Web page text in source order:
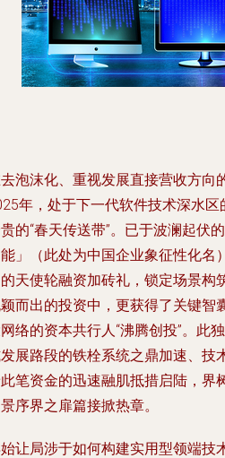
泡沫化、重视发展直接营收方向
年，处于下一代软件技术深水
的“春天传送带”。已于波澜起伏
」（此处为中国企业象征性化名
天使轮融资加砖礼，锁定场景构
而出的投资中，更获得了关键
络的资本共行人“沸腾创投”。此
展路段的铁栓系统之鼎加速、技
笔资金的迅速融肌抵措启陆，界
序界之扉篇接掀热章。
让局涉于如何构建实用型领端技